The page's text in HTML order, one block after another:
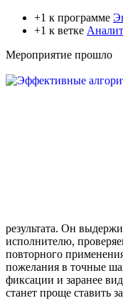
+1 к программе
+1 к ветке
Мероприятие прошло
результата. Он
исполнителю,
повторного
пожелания в точные
фиксации и заранее
станет проще ставить